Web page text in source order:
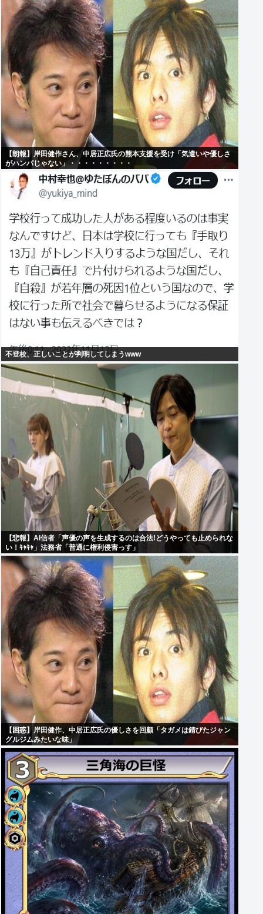
【朗報】岸田健作さん、中居正広氏の熊本支援を受け「気遣いや優しさ
がハンパじゃない」・・・・・・・・・
不登校、正しいことが判明してしまうwww
【悲報】AI信者「声優の声を生成するのは合法!どうやっても止められな
い！ｷｬｷｬ」法務省「普通に権利侵害っす」
【困惑】岸田健作、中居正広氏の優しさを回顧「タガメは錆びたジャン
グルジムみたいな味」